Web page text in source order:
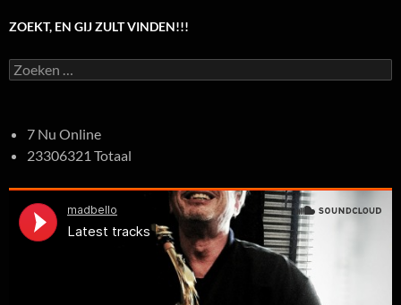
ZOEKT, EN GIJ ZULT VINDEN!!!
Zoeken
naar:
7 Nu Online
23306321 Totaal